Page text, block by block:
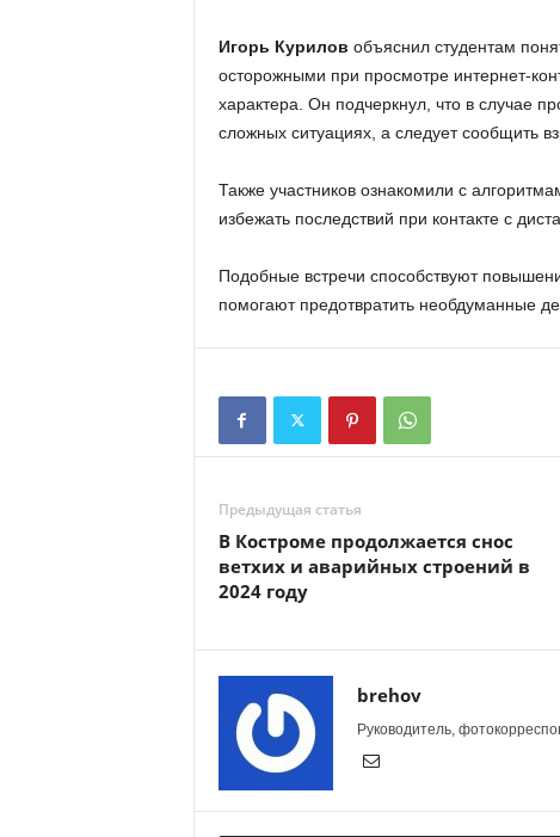
Игорь Курилов объяснил студентам
осторожными при просмотре интернет-
характера. Он подчеркнул, что в случае
сложных ситуациях, а следует сообщить
Также участников ознакомили с
избежать последствий при контакте с
Подобные встречи способствуют
помогают предотвратить необдуманные
Предыдущая статья
В Костроме продолжается снос
ветхих и аварийных строений в
2024 году
brehov
Руководитель,